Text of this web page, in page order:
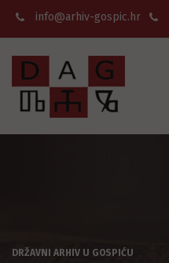
info@arhiv-gospic.hr
DRŽAVNI ARHIV U GOSPIĆU